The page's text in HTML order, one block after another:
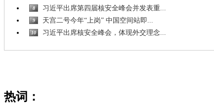
8 习近平出席第四届核安全峰会并发表重...
9 天宫二号今年“上岗” 中国空间站即...
10 习近平出席核安全峰会，体现外交理念...
热词：